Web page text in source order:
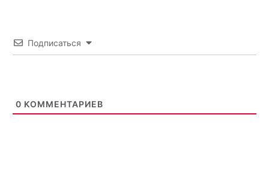
Установите программу которая заранее напомнит об
окончании сроков!
Установить бесплатно
Подписаться
0 КОММЕНТАРИЕВ